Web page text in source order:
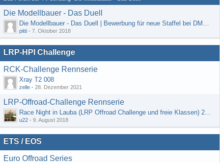
Die Modellbauer - Das Duell
Die Modellbauer - Das Duell | Bewerbung für neue Staffel bei DMAX *Werbung*
pitti - 7. Oktober 2018
LRP-HPI Challenge
RCK-Challenge Rennserie
Xray T2 008
zelle - 28. Dezember 2021
LRP-Offroad-Challenge Rennserie
Race Night in Lauba (LRP Offroad Challenge und freie Klassen) 25/26.08
u22 - 9. August 2018
ETS / EOS
Euro Offroad Series